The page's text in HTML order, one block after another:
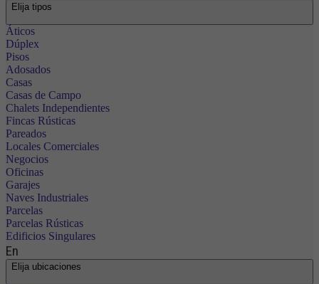
Elija tipos
Áticos
Dúplex
Pisos
Adosados
Casas
Casas de Campo
Chalets Independientes
Fincas Rústicas
Pareados
Locales Comerciales
Negocios
Oficinas
Garajes
Naves Industriales
Parcelas
Parcelas Rústicas
Edificios Singulares
En
Elija ubicaciones